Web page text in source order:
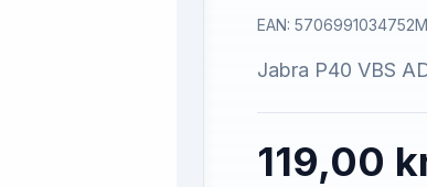
EAN: 5706991034752
Jabra P40 VBS
119,00